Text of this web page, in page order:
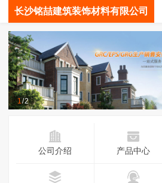
长沙铭喆建筑装饰材料有限公司
1/2
公司介绍 产品中心